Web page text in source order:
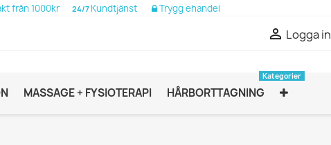
från 1000kr 24/7 Kundtjänst Trygg ehandel
 Logga in
MASSAGE + FYSIOTERAPI HÅRBORTTAGNING
Kategorier